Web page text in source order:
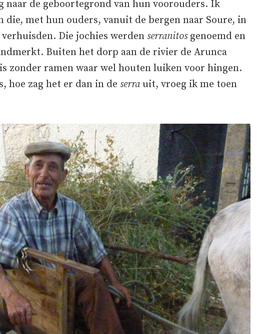
naar de geboortegrond van hun voorouders. Ik
met hun ouders, vanuit de bergen naar Soure, in
verhuisden. Die jochies werden serranitosgenoemd en
Buiten het dorp aan de rivier de Arunca
zonder ramen waar wel houten luiken voor hingen.
hoe zag het er dan in de serrauit, vroeg ik me toen